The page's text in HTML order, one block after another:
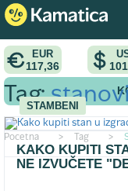
EUR
117,36
Pocetna > Tag >
Tag:STAMBENI
KAKO KUPITI
NE IZVUČETE